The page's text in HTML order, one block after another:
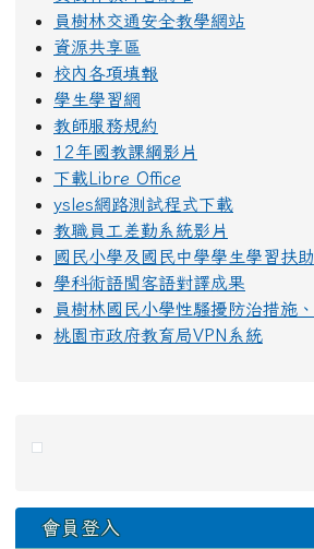
員樹林交通安全教學網站
資源共享區
校內各項填報
學生學習網
教師服務規約
12年國教課綱影片
下載Libre Office
ysles網路測試程式下載
教職員工差勤系統影片
國民小學及國民中學學生學習扶
學科術語閩客語對譯成果
員樹林國民小學性騷擾防治措施
桃園市政府教育局VPN系統
會員登入